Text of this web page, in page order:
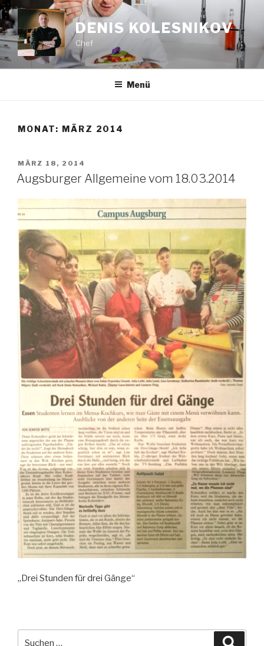
Zum
Inhalt
springen
DENIS KOLESNIKOV
Chef
Menü
MONAT: MÄRZ 2014
VERÖFFENTLICHT
AM
MÄRZ 18, 2014
Augsburger Allgemeine vom 18.03.2014
„Drei Stunden für drei Gänge“